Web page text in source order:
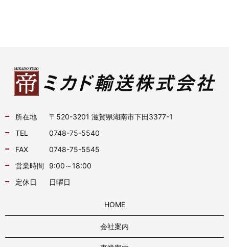
所在地
〒520-3201 滋賀県湖南市下田3377-1
TEL
0748-75-5540
FAX
0748-75-5545
営業時間
9:00～18:00
定休日
日曜日
HOME
会社案内